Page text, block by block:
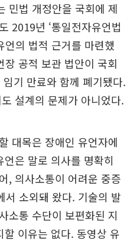
민법 개정안을 국회에 제
2019년 ‘통일전자유언법
언의 법적 근거를 마련했
공적 보관 법안이 국회
기 만료와 함께 폐기됐다.
설계의 문제가 아니었다.
대목은 장애인 유언자에
은 말로 의사를 명확히
, 의사소통이 어려운 중증
서 소외돼 왔다. 기술의 발
소통 수단이 보편화된 지
이유는 없다. 동영상 유